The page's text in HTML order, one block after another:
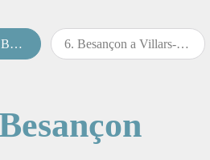
6.Besançon a Villars-Saint-Georges